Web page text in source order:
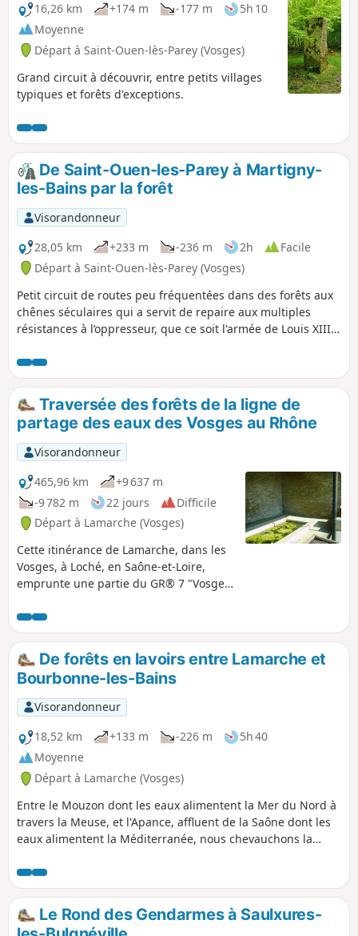
16,26 km
+174 m -177 m
5h 10
Moyenne
Départ à Saint-Ouen-lès-Parey (Vosges)
Grand circuit à découvrir, entre petits villages
typiques et forêts d'exceptions.
De Saint-Ouen-les-Parey à Martigny-
les-Bains par la forêt
Visorandonneur
28,05 km
+233 m -236 m 2h
Facile
Départ à Saint-Ouen-lès-Parey (Vosges)
Petit circuit de routes peu fréquentées dans des forêts aux
chênes séculaires qui a servit de repaire aux multiples
résistances à l’oppresseur, que ce soit l'armée de Louis XIII
Traversée des forêts de la ligne de
partage des eaux des Vosges au Rhône
Visorandonneur
465,96 km
+9 637 m
-9 782 m
22 jours
Difficile
Départ à Lamarche (Vosges)
Cette itinérance de Lamarche, dans les
Vosges, à Loché, en Saône-et-Loire,
emprunte une partie du GR® 7 "Vosges
des eaux Atlantique/Méditérranée sur
plus de 1 500 kilomètres. Il s'agit
également d'un chemin de Saint-
Jacques emprunté par les pèlerins
Allemands. C'est un livre de géographie
ouvert sur les trois régions et les cinq
départements traversés, dont : - le Parc
National de Forêts, - les vignobles de
Côte d'Or, Côte Chalonnaise et
Mâconnais.
De forêts en lavoirs entre Lamarche et
Bourbonne-les-Bains
Visorandonneur
18,52 km
+133 m -226 m
5h 40
Moyenne
Départ à Lamarche (Vosges)
Entre le Mouzon dont les eaux alimentent la Mer du Nord à
travers la Meuse, et l'Apance, affluent de la Saône dont les
eaux alimentent la Méditerranée, nous chevauchons la
étape. Après la fraîcheur d'une hêtraie, nous découvrons
nos premiers lavoirs pour terminer devant les thermes de
Bourbonne-les-Bains.
Le Rond des Gendarmes à Saulxures-